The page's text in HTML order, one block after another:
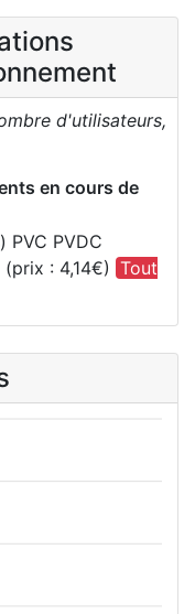
d'utilisateurs,
en cours de
PVC PVDC
: 4,14€) Tout